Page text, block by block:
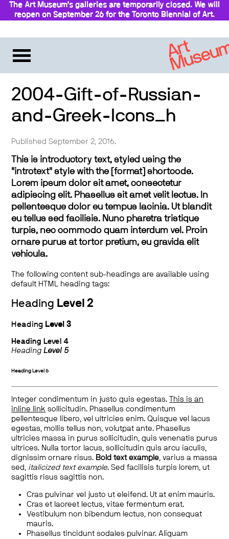
The Art Museum’s galleries are temporarily closed. We will
reopen on September 26 for the Toronto Biennial of Art.
2004-Gift-of-Russian-
and-Greek-Icons_h
Published September 2, 2016.
This is introductory text, styled using the
"introtext" style with the [format] shortcode.
Lorem ipsum dolor sit amet, consectetur
adipiscing elit. Phasellus sit amet velit lectus. In
pellentesque dolor eu tempus lacinia. Ut blandit
eu tellus sed facilisis. Nunc pharetra tristique
turpis, nec commodo quam interdum vel. Proin
ornare purus at tortor pretium, eu gravida elit
vehicula.
The following content sub-headings are available using
default HTML heading tags:
Heading Level 2
Heading Level 3
Heading Level 4
HeadingLevel 5
Heading Level 6
Integer condimentum in justo quis egestas.
This is an
inline link sollicitudin. Phasellus condimentum
pellentesque libero, vel ultricies enim. Quisque vel lacus
egestas, mollis tellus non, volutpat ante. Phasellus
ultricies massa in purus sollicitudin, quis venenatis purus
ultrices. Nulla tortor lacus, sollicitudin quis arcu iaculis,
dignissim ornare risus. Bold text example, varius a massa
sed, italicized text example. Sed facilisis turpis lorem, ut
sagittis risus sagittis non.
Cras pulvinar vel justo ut eleifend. Ut at enim mauris.
Cras et laoreet lectus, vitae fermentum erat.
Vestibulum non bibendum lectus, non consequat
mauris.
Phasellus tincidunt sodales pulvinar. Aliquam